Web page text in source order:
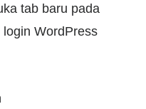
tab baru pada
WordPress